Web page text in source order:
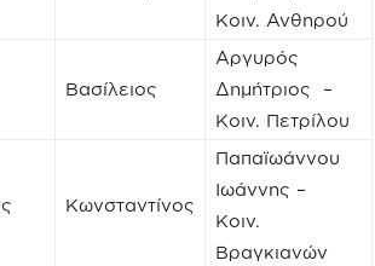
Κοιν. Ανθηρού
Βασίλειος
Αργυρός
Δημήτριος –
Κοιν. Πετρίλου
Κωνσταντίνος
Παπαϊωάννου
Ιωάννης –
Κοιν.
Βραγκιανών